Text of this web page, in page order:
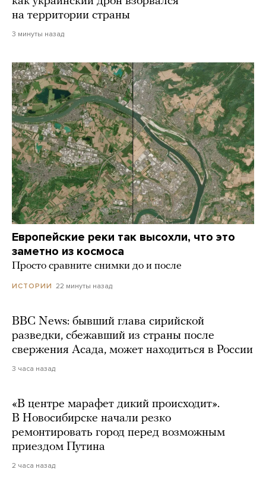
на территории страны
3 минуты назад
Европейские реки так высохли, что это
заметно из космоса
Просто сравните снимки до и после
ИСТОРИИ 22 минуты назад
BBC News: бывший глава сирийской
разведки, сбежавший из страны после
свержения Асада, может находиться в России
3 часа назад
«В центре марафет дикий происходит».
В Новосибирске начали резко
ремонтировать город перед возможным
приездом Путина
2 часа назад